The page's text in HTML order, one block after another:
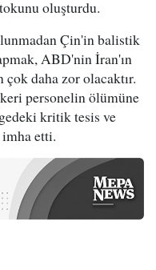
oluşturdu.
Çin'in balistik
ABD'nin İran'ın
daha zor olacaktır.
personelin ölümüne
kritik tesis ve
etti.